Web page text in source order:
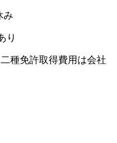
み
り
種免許取得費用は会社